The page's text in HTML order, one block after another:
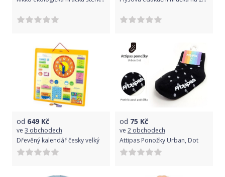
od 649 Kč
ve 3 obchodech
Dřevěný kalendář česky velký
od 75 Kč
ve 2 obchodech
Attipas Ponožky Urban, Dot